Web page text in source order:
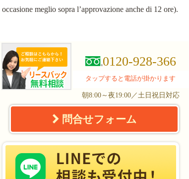
occasione meglio sopra l’approvazione anche di 12 ore).
0120-928-366
タップすると電話が掛かります
朝8:00～夜19:00／土日祝日対応
問合せフォーム